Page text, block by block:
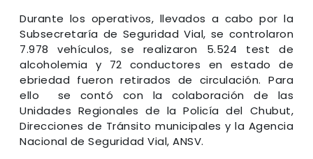
Durante los operativos, llevados a cabo por la
Subsecretaría de Seguridad Vial, se controlaron
7.978 vehículos, se realizaron 5.524 test de
alcoholemia y 72 conductores en estado de
ebriedad fueron retirados de circulación. Para
ello se contó con la colaboración de las
Unidades Regionales de la Policía del Chubut,
Direcciones de Tránsito municipales y la Agencia
Nacional de Seguridad Vial, ANSV.